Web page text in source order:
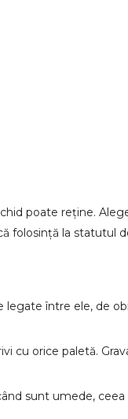
poate reține.
folosință la statutul
legate între ele, de
cu orice paletă.
sunt umede,